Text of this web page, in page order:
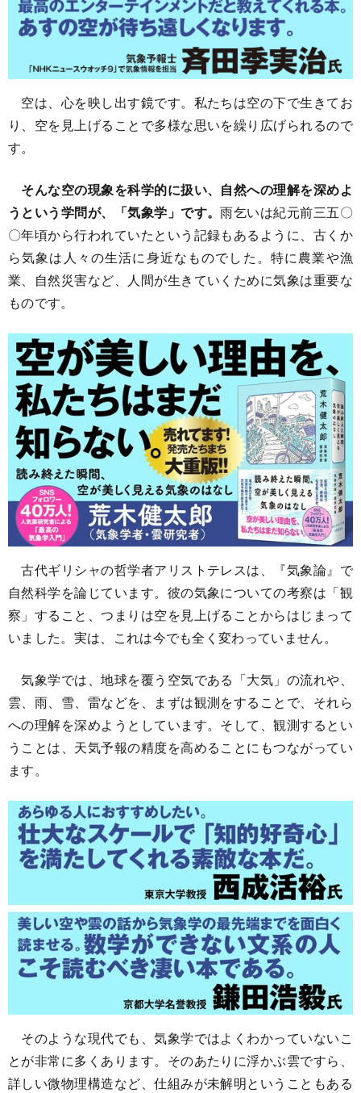
空は、心を映し出す鏡です。私たちは空の下で生きてお
り、空を見上げることで多様な思いを繰り広げられるので
す。
そんな空の現象を科学的に扱い、自然への理解を深めよ
うという学問が、「気象学」です。雨乞いは紀元前三五〇
〇年頃から行われていたという記録もあるように、古くか
ら気象は人々の生活に身近なものでした。特に農業や漁
業、自然災害など、人間が生きていくために気象は重要な
ものです。
古代ギリシャの哲学者アリストテレスは、『気象論』で
自然科学を論じています。彼の気象についての考察は「観
察」すること、つまりは空を見上げることからはじまって
いました。実は、これは今でも全く変わっていません。
気象学では、地球を覆う空気である「大気」の流れや、
雲、雨、雪、雷などを、まずは観測をすることで、それら
への理解を深めようとしています。そして、観測するとい
うことは、天気予報の精度を高めることにもつながってい
ます。
そのような現代でも、気象学ではよくわかっていないこ
とが非常に多くあります。そのあたりに浮かぶ雲ですら、
詳しい微物理構造など、仕組みが未解明ということもある